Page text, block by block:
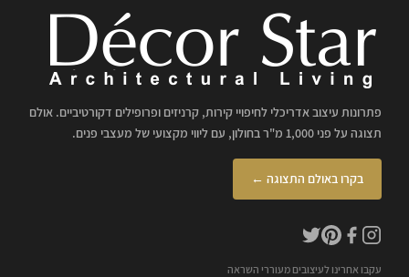
פתרונות עיצוב אדריכלי לחיפויי קירות, קרניזים ופרופילים דקורטיביים. אולם
תצוגה על פני 1,000 מ"ר בחולון, עם ליווי מקצועי של מעצבי פנים.
בקרו באולם התצוגה ←
עקבו אחרינו לעיצובים מעוררי השראה